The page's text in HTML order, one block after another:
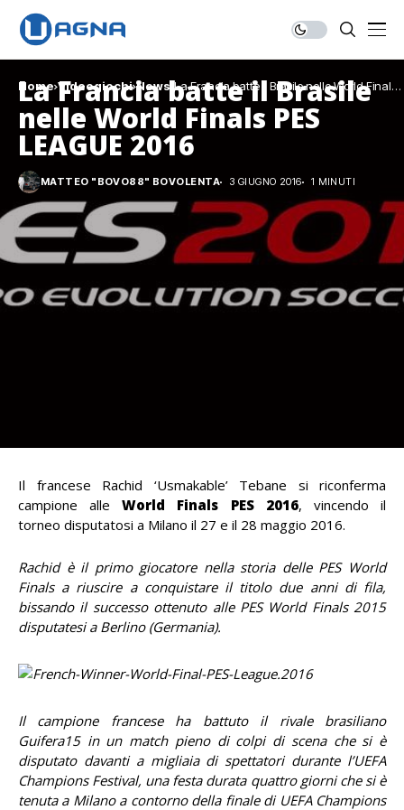
Home Videogiochi News La Francia batte il Brasile nelle World Finals
PES LEAGUE 2016
La Francia batte il Brasile
nelle World Finals PES
LEAGUE 2016
MATTEO "BOVO88" BOVOLENTA 3 GIUGNO 2016 1 MINUTI
Il francese Rachid ‘Usmakable’ Tebane si riconferma
campione alleWorld Finals PES 2016, vincendo il
torneo disputatosi a Milano il 27 e il 28 maggio 2016.
Rachid è il primo giocatore nella storia delle PES World
Finals a riuscire a conquistare il titolo due anni di fila,
bissando il successo ottenuto alle PES World Finals 2015
disputatesi a Berlino (Germania).
Il campione francese ha battuto il rivale brasiliano
Guifera15 in un match pieno di colpi di scena che si è
disputato davanti a migliaia di spettatori durante l’UEFA
Champions Festival, una festa durata quattro giorni che si è
tenuta a Milano a contorno della finale di UEFA Champions